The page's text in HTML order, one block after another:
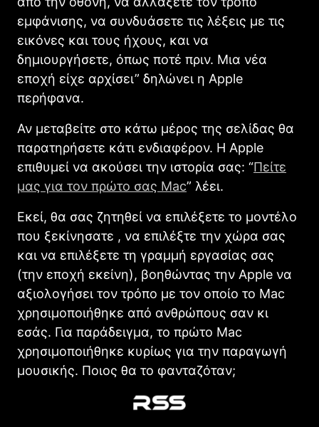
εμφάνισης, να συνδυάσετε τις λέξεις με τις
εικόνες και τους ήχους, και να
δημιουργήσετε, όπως ποτέ πριν. Μια νέα
εποχή είχε αρχίσει” δηλώνει η Apple
περήφανα.
Αν μεταβείτε στο κάτω μέρος της σελίδας θα
παρατηρήσετε κάτι ενδιαφέρον. Η Apple
επιθυμεί να ακούσει την ιστορία σας: “Πείτε
μας για τον πρώτο σας Mac” λέει.
Εκεί, θα σας ζητηθεί να επιλέξετε το μοντέλο
που ξεκίνησατε , να επιλέξτε την χώρα σας
και να επιλέξετε τη γραμμή εργασίας σας
(την εποχή εκείνη), βοηθώντας την Apple να
αξιολογήσει τον τρόπο με τον οποίο το Mac
χρησιμοποιήθηκε από ανθρώπους σαν κι
εσάς. Για παράδειγμα, το πρώτο Mac
χρησιμοποιήθηκε κυρίως για την παραγωγή
μουσικής. Ποιος θα το φανταζόταν;